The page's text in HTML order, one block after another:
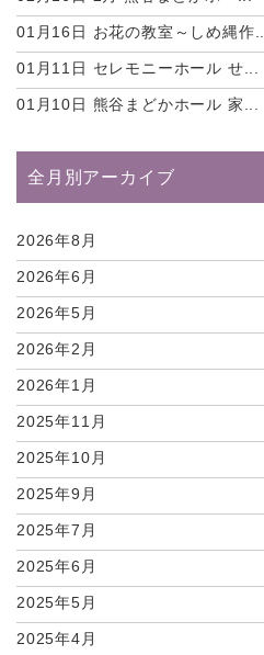
01月16日 お花の教室～しめ縄作...
01月11日 セレモニーホール せ...
01月10日 熊谷まどかホール 家...
全月別アーカイブ
2026年8月
2026年6月
2026年5月
2026年2月
2026年1月
2025年11月
2025年10月
2025年9月
2025年7月
2025年6月
2025年5月
2025年4月